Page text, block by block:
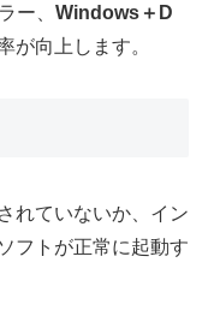
ー、 Windows＋D
が向上します。
れていないか、イン
フトが正常に起動す